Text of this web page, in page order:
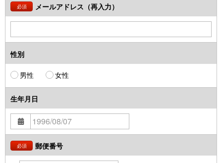
必須 メールアドレス（再入力）
性別
男性 女性
生年月日
必須 郵便番号